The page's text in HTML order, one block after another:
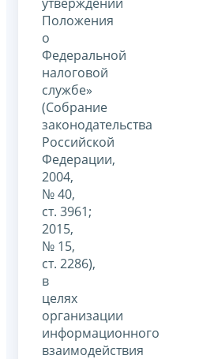
Положения
о
Федеральной
налоговой
службе»
(Собрание
законодательства
Российской
Федерации,
2004,
№ 40,
ст. 3961;
2015,
№ 15,
ст. 2286),
в
целях
организации
информационного
взаимодействия